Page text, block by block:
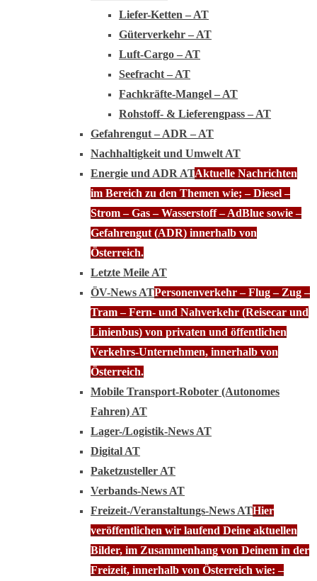
Liefer-Ketten – AT
Güterverkehr – AT
Luft-Cargo – AT
Seefracht – AT
Fachkräfte-Mangel – AT
Rohstoff- & Lieferengpass – AT
Gefahrengut – ADR – AT
Nachhaltigkeit und Umwelt AT
Energie und ADR ATAktuelle Nachrichten
im Bereich zu den Themen wie; – Diesel –
Strom – Gas – Wasserstoff – AdBlue sowie –
Gefahrengut (ADR) innerhalb von
Österreich.
Letzte Meile AT
ÖV-News ATPersonenverkehr – Flug – Zug –
Tram – Fern- und Nahverkehr (Reisecar und
Linienbus) von privaten und öffentlichen
Verkehrs-Unternehmen, innerhalb von
Österreich.
Mobile Transport-Roboter (Autonomes
Fahren) AT
Lager-/Logistik-News AT
Digital AT
Paketzusteller AT
Verbands-News AT
Freizeit-/Veranstaltungs-News ATHier
veröffentlichen wir laufend Deine aktuellen
Bilder, im Zusammenhang von Deinem in der
Freizeit, innerhalb von Österreich wie: –